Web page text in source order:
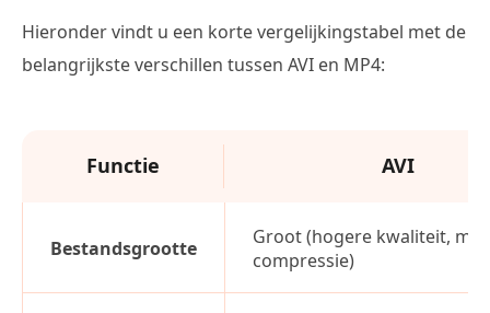
Hieronder vindt u een korte vergelijkingstabel met de
belangrijkste verschillen tussen AVI en MP4:
Functie AVI
Bestandsgrootte
Groot (hogere kwaliteit,
compressie)